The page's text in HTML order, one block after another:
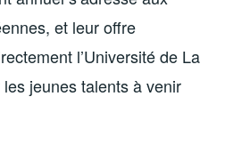
et leur offre
l’Université de La
jeunes talents à venir